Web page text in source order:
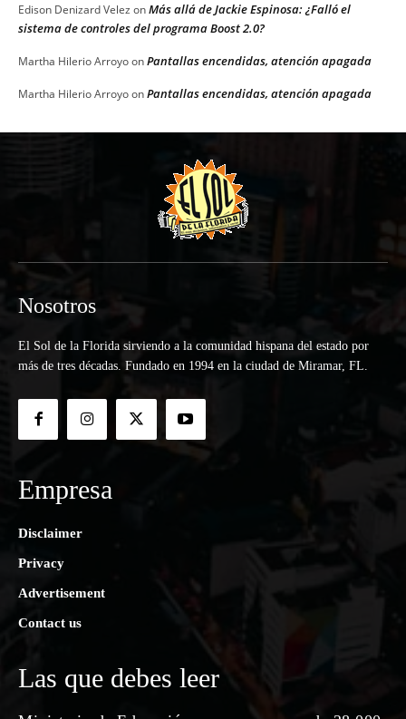
Edison Denizard Velez onMás allá de Jackie Espinosa: ¿Falló el
sistema de controles del programa Boost 2.0?
Martha Hilerio ArroyoonPantallas encendidas, atención apagada
Martha Hilerio ArroyoonPantallas encendidas, atención apagada
Nosotros
El Sol de la Florida sirviendo a la comunidad hispana del estado por
más de tres décadas. Fundado en 1994 en la ciudad de Miramar, FL.
Empresa
Disclaimer
Privacy
Advertisement
Contact us
Las que debes leer